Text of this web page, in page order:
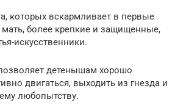
которых вскармливает в первые
более крепкие и защищенные,
искусственники.
детенышам хорошо
двигаться, выходить из гнезда и
любопытству.